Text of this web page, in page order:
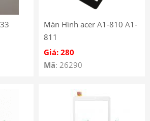
Màn Hình acer A1-810 A1-
811
Giá: 280
Mã: 26290